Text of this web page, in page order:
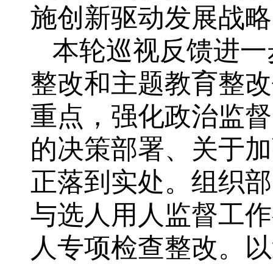
施创新驱动发展战
本轮巡视反馈进
整改和主题教育整
重点，强化政治监
的决策部署、关于
正落到实处。组织
与选人用人监督工
人专项检查整改。